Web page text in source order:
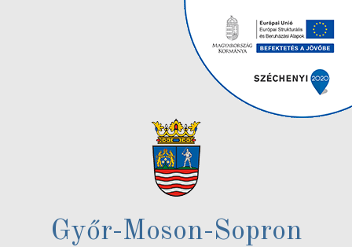
Győr-Moson-Sopron